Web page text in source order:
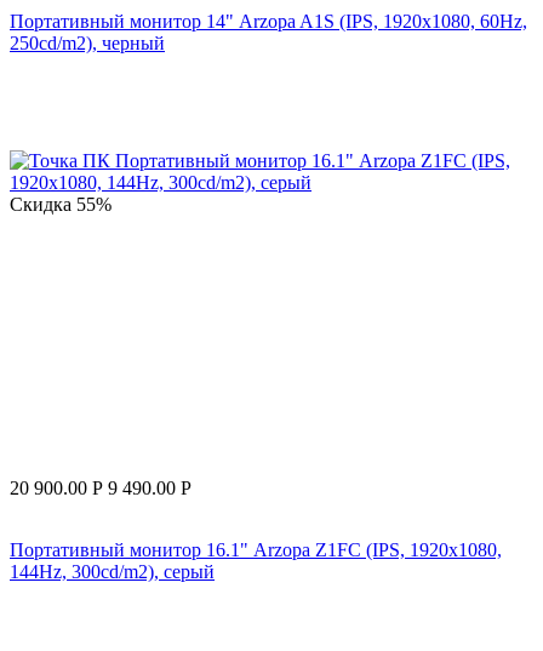
Портативный монитор 14" Arzopa A1S (IPS, 1920x1080, 60Hz,
250cd/m2), черный
Скидка 55%
20 900.00 Р 9 490.00 Р
Портативный монитор 16.1" Arzopa Z1FC (IPS, 1920x1080,
144Hz, 300cd/m2), серый